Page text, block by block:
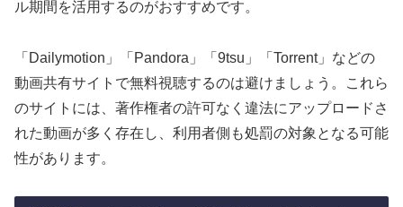
ル期間を活用するのがおすすめです。
「Dailymotion」「Pandora」「9tsu」「Torrent」などの
動画共有サイトで無料視聴するのは避けましょう。これら
のサイトには、著作権者の許可なく違法にアップロードさ
れた動画が多く存在し、利用者側も処罰の対象となる可能
性があります。